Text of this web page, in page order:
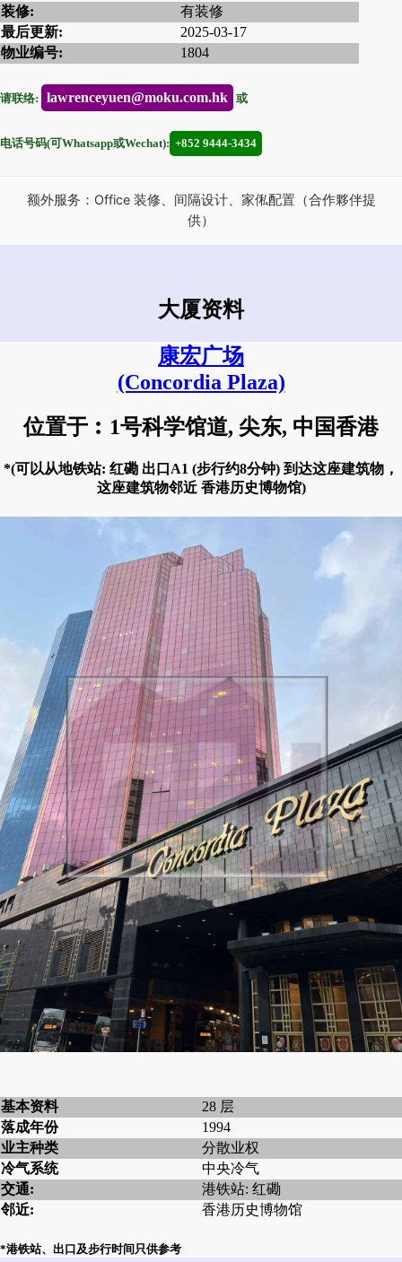
装修:
有装修
最后更新:
2025-03-17
物业编号:
1804
请联络: lawrenceyuen@moku.com.hk 或
电话号码(可Whatsapp或Wechat): +852 9444-3434
额外服务：Office 装修、间隔设计、家俬配置（合作夥伴提
供）
大厦资料
康宏广场
(Concordia Plaza)
位置于︰1号科学馆道, 尖东, 中国香港
*(可以从地铁站: 红磡 出口A1 (步行约8分钟) 到达这座建筑物，
这座建筑物邻近 香港历史博物馆)
基本资料
28 层
落成年份
1994
业主种类
分散业权
冷气系统
中央冷气
交通:
港铁站: 红磡
邻近:
香港历史博物馆
*港铁站、出口及步行时间只供参考